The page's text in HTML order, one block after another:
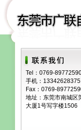
Tel：0769-
手机：13342628375
Fax：0769-
地址：东莞市南城区
大厦1号写字楼1506